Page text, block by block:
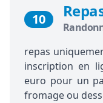
10
repas
inscription en
euro pour un
fromage ou